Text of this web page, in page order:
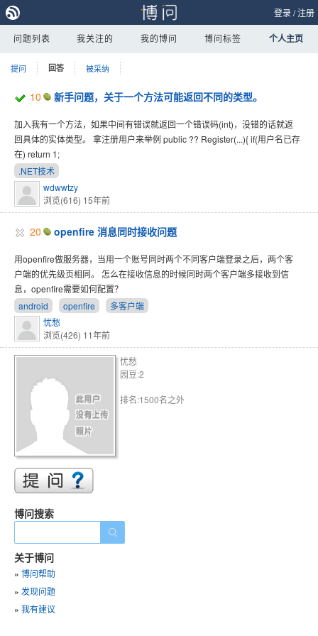
登录/注册
问题列表 我关注的 我的博问 博问标签 个人主页
提问 回答 被采纳
10 新手问题，关于一个方法可能返回不同的类型。
加入我有一个方法，如果中间有错误就返回一个错误码(int)，没错的话就返
回具体的实体类型。 拿注册用户来举例 public ?? Register(...){ if(用户名已存
在) return 1;
.NET技术
wdwwtzy
浏览(616) 15年前
20 openfire 消息同时接收问题
用openfire做服务器，当用一个账号同时两个不同客户端登录之后，两个客
户端的优先级页相同。 怎么在接收信息的时候同时两个客户端多接收到信
息，openfire需要如何配置？
android
openfire
多客户端
忧愁
浏览(426) 11年前
忧愁
园豆:2
排名:1500名之外
博问搜索
关于博问
» 博问帮助
» 发现问题
» 我有建议